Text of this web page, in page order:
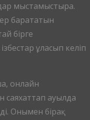
мыстамыстыра.
барататын
бірге
ұласып келіп
онлайн
ауылда
Онымен бірақ